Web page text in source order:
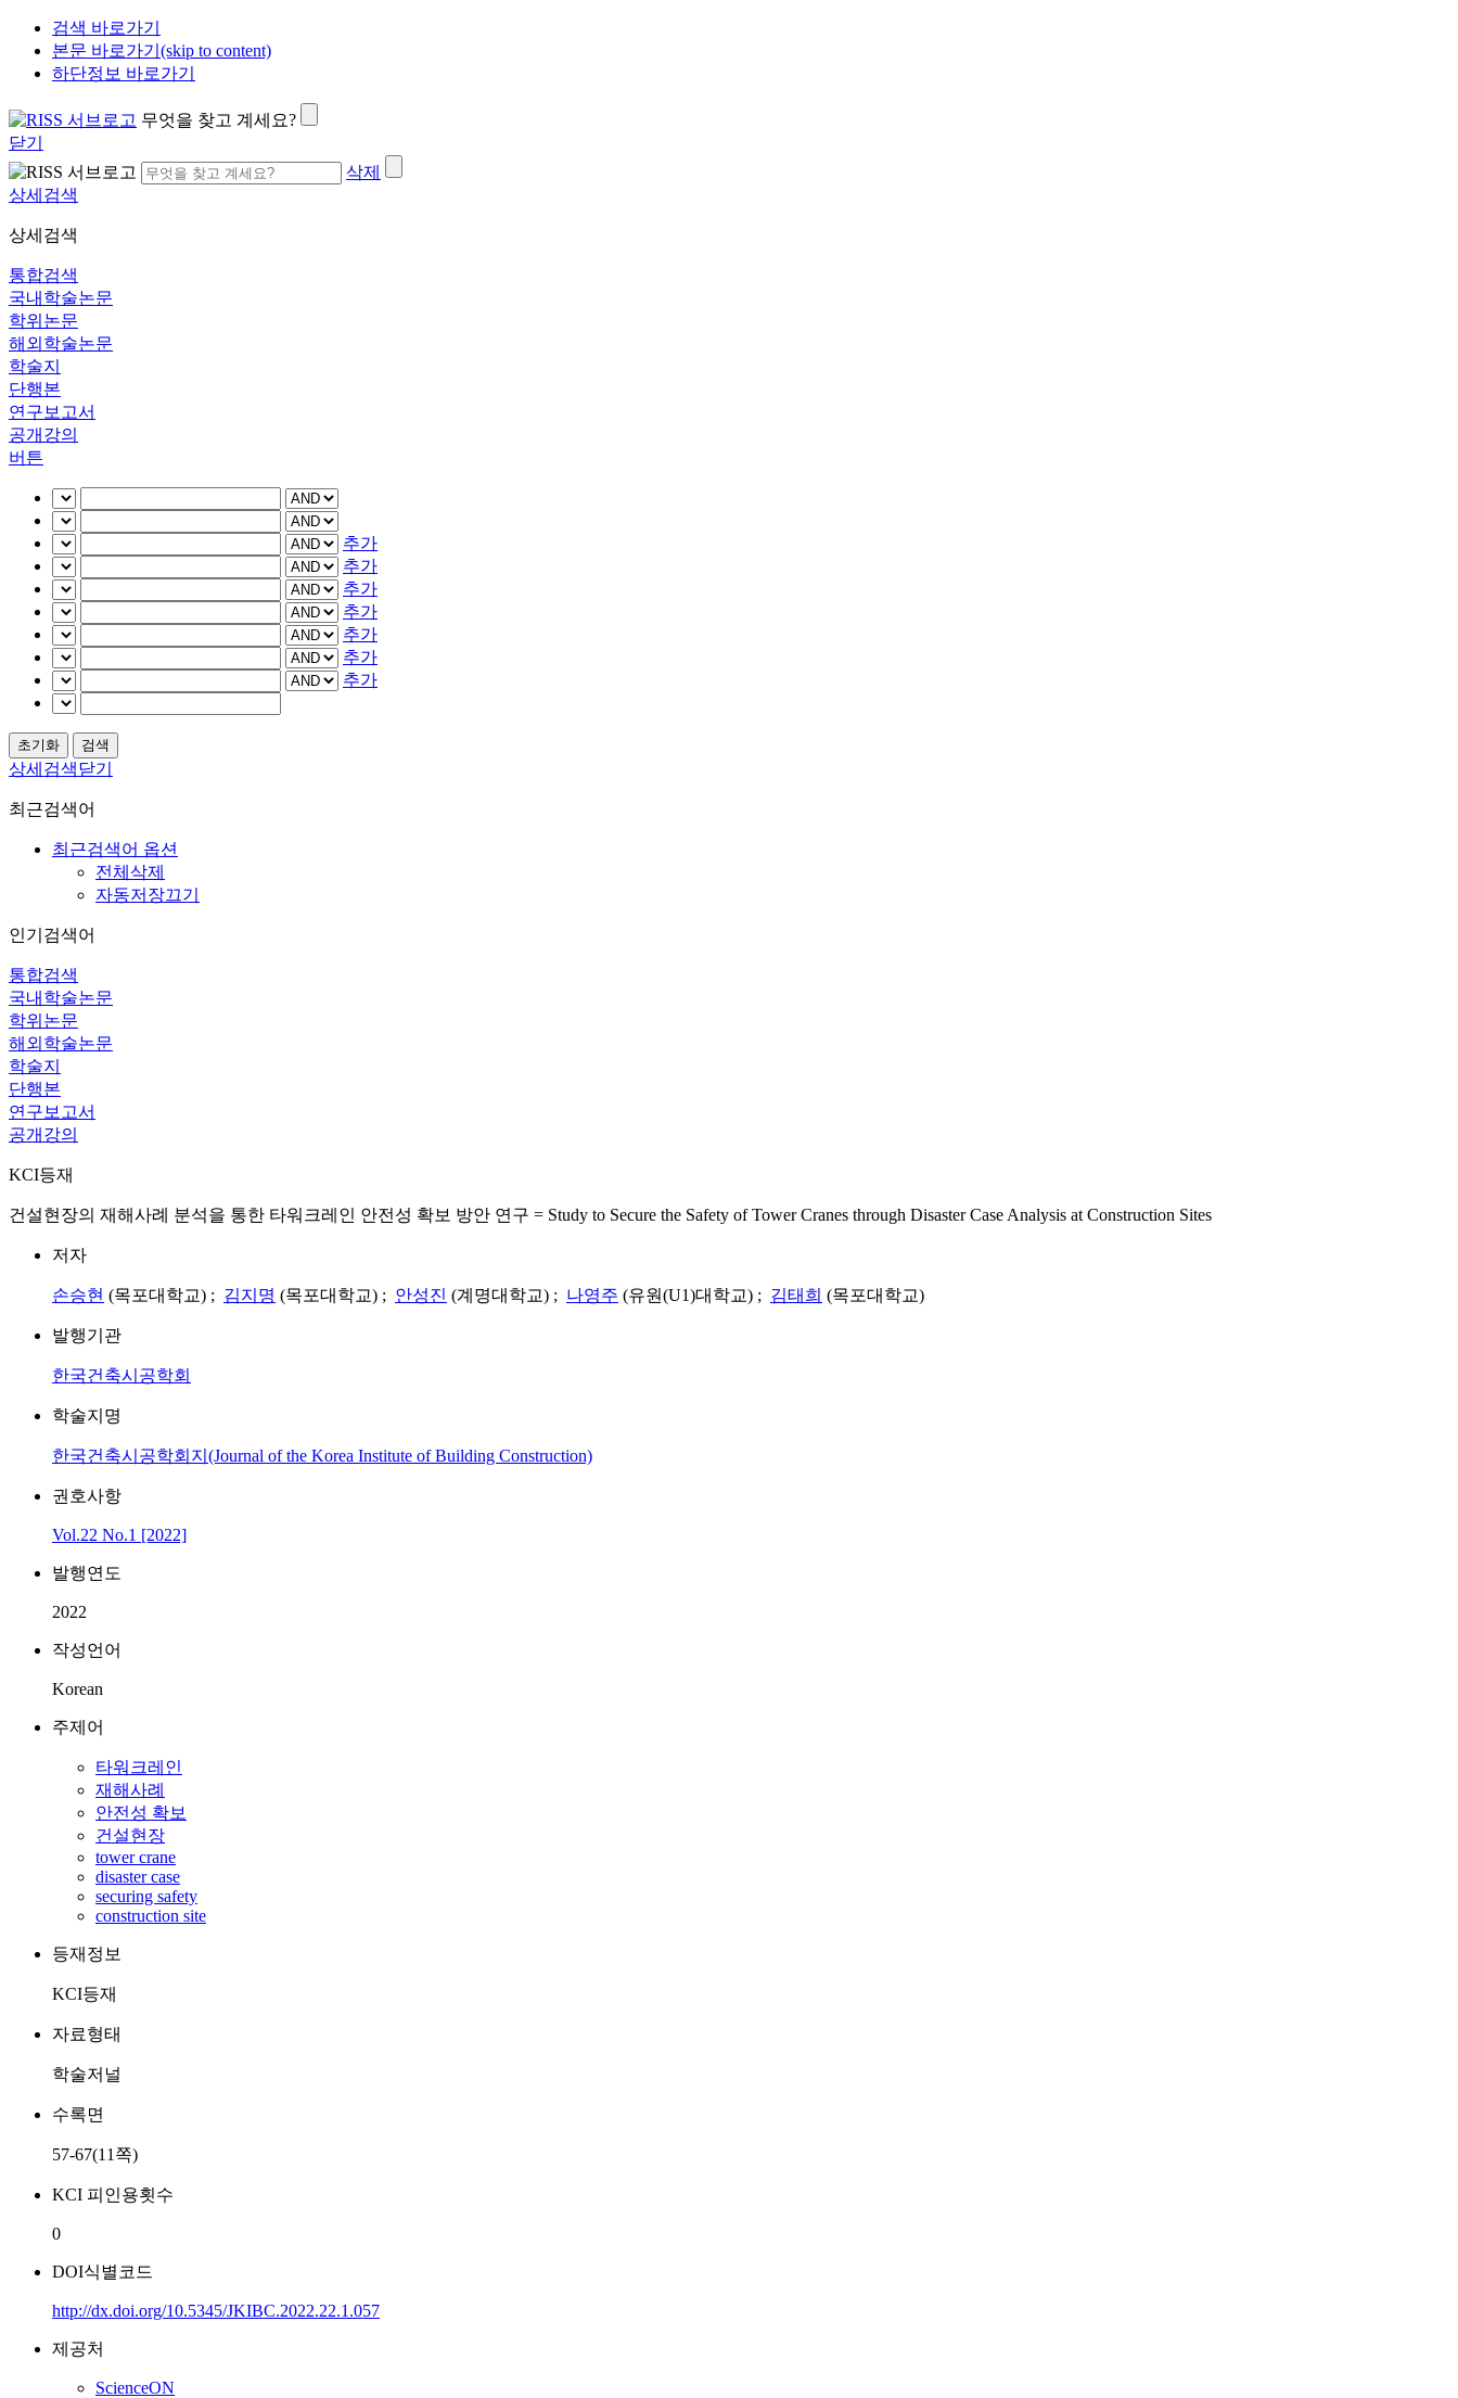
검색 바로가기
본문 바로가기(skip to content)
하단정보 바로가기
무엇을 찾고 계세요?
닫기
삭제
상세검색
상세검색
통합검색
국내학술논문
학위논문
해외학술논문
학술지
단행본
연구보고서
공개강의
버튼
추가
추가
추가
추가
추가
추가
추가
상세검색닫기
최근검색어
최근검색어 옵션
전체삭제
자동저장끄기
인기검색어
통합검색
국내학술논문
학위논문
해외학술논문
학술지
단행본
연구보고서
공개강의
KCI등재
건설현장의 재해사례 분석을 통한 타워크레인 안전성 확보 방안 연구 = Study to Secure the Safety of Tower Cranes through Disaster Case Analysis at Construction Sites
저자
손승현 (목포대학교) ; 김지명 (목포대학교) ; 안성진 (계명대학교) ; 나영주 (유원(U1)대학교) ; 김태희 (목포대학교)
발행기관
한국건축시공학회
학술지명
한국건축시공학회지(Journal of the Korea Institute of Building Construction)
권호사항
Vol.22 No.1 [2022]
발행연도
2022
작성언어
Korean
주제어
타워크레인
재해사례
안전성 확보
건설현장
tower crane
disaster case
securing safety
construction site
등재정보
KCI등재
자료형태
학술저널
수록면
57-67(11쪽)
KCI 피인용횟수
0
DOI식별코드
http://dx.doi.org/10.5345/JKIBC.2022.22.1.057
제공처
ScienceON